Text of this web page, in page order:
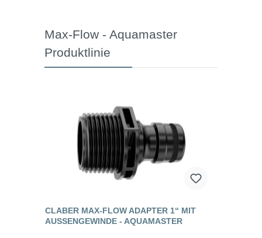
Max-Flow - Aquamaster
Produktlinie
CLABER MAX-FLOW ADAPTER 1“ MIT
AUSSENGEWINDE - AQUAMASTER